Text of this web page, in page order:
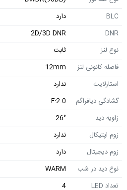
BLC
دارد
DNR
2D/3D DNR
نوع لنز
ثابت
فاصله کانونی لنز
12mm
استارلایت
ندارد
گشادگی دیافراگم
F:2.0
زاویه دید
26°
زوم اپتیکال
ندارد
زوم دیجیتال
دارد
نوع دید در شب
WARM
تعداد LED
4